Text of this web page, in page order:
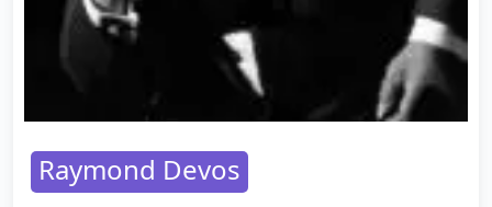
Raymond Devos